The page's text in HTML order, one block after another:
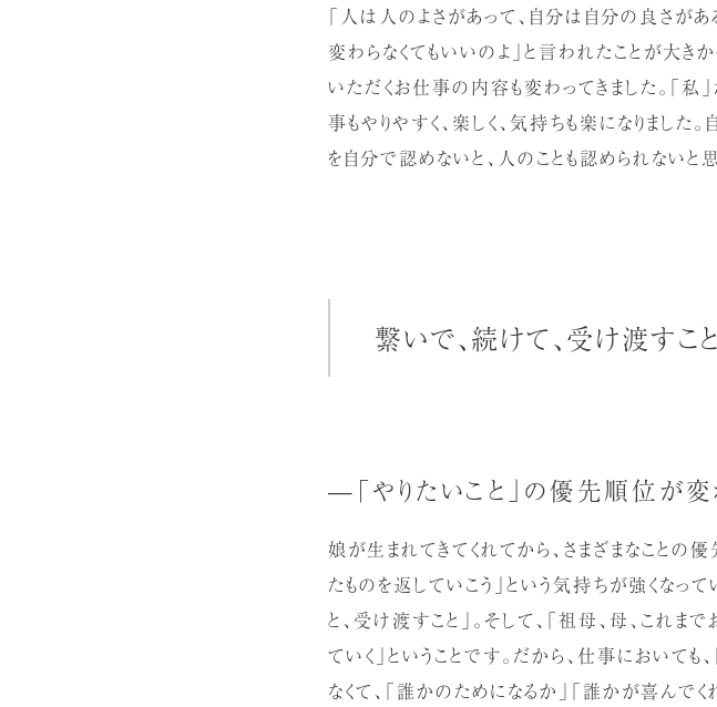
「人は人のよさがあって、自分は自分の良さが
変わらなくてもいいのよ」と言われたことが大き
いただくお仕事の内容も変わってきました。「私
事もやりやすく、楽しく、気持ちも楽になりまし
を自分で認めないと、人のことも認められないと
繋いで、続けて、受け渡すこと
—「やりたいこと」の優先順位が変
娘が生まれてきてくれてから、さまざまなことの
たものを返していこう」という気持ちが強くなっ
と、受け渡すこと」。そして、「祖母、母、これ
ていく」ということです。だから、仕事においても
なくて、「誰かのためになるか」「誰かが喜んで